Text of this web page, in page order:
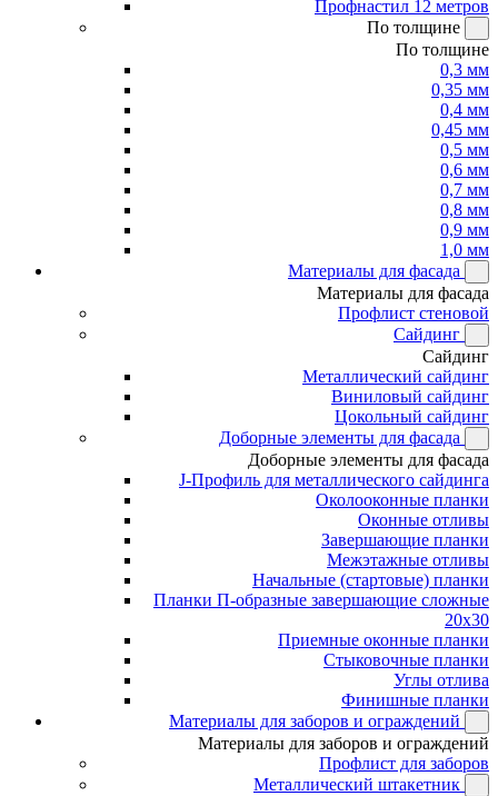
Профнастил 12 метров
По толщине
По толщине
0,3 мм
0,35 мм
0,4 мм
0,45 мм
0,5 мм
0,6 мм
0,7 мм
0,8 мм
0,9 мм
1,0 мм
Материалы для фасада
Материалы для фасада
Профлист стеновой
Сайдинг
Сайдинг
Металлический сайдинг
Виниловый сайдинг
Цокольный сайдинг
Доборные элементы для фасада
Доборные элементы для фасада
J-Профиль для металлического сайдинга
Околооконные планки
Оконные отливы
Завершающие планки
Межэтажные отливы
Начальные (стартовые) планки
Планки П-образные завершающие сложные
20x30
Приемные оконные планки
Стыковочные планки
Углы отлива
Финишные планки
Материалы для заборов и ограждений
Материалы для заборов и ограждений
Профлист для заборов
Металлический штакетник